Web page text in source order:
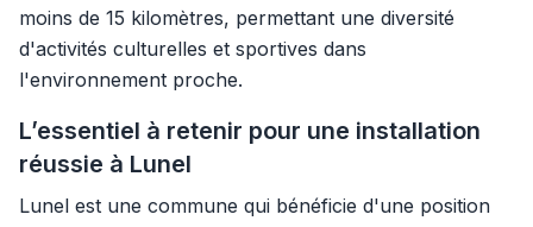
moins de 15 kilomètres, permettant une diversité
d'activités culturelles et sportives dans
l'environnement proche.
L’essentiel à retenir pour une installation
réussie à Lunel
Lunel est une commune qui bénéficie d'une position